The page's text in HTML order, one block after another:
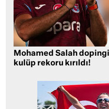
Mohamed Salah
kulüp rekoru kırıldı!